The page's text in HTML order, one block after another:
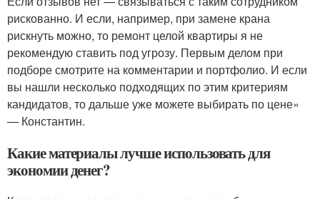
рискованно. И если, например, при замене крана
рискнуть можно, то ремонт целой квартиры я не
рекомендую ставить под угрозу. Первым делом при
подборе смотрите на комментарии и портфолио. И если
вы нашли несколько подходящих по этим критериям
кандидатов, то дальше уже можете выбирать по цене»
— Константин.
Какие материалы лучше использовать для
экономии денег?